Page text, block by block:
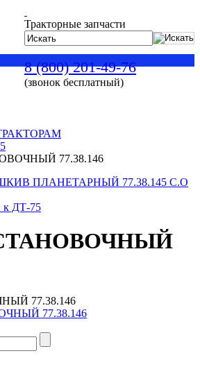
Тракторные запчасти
8 (800) 201-49-76
(звонок бесплатный)
77.38.146
ПЛАНЕТАРНЫЙ 77.38.145 С.О
к ДТ-75
77.38.146